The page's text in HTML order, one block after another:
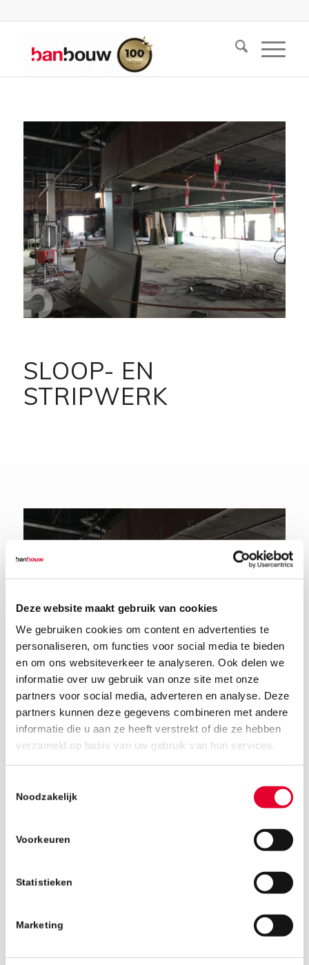
Deze website maakt gebruik van cookies
We gebruiken cookies om content en advertenties te
personaliseren, om functies voor social media te bieden
en om ons websiteverkeer te analyseren. Ook delen we
informatie over uw gebruik van onze site met onze
partners voor social media, adverteren en analyse. Deze
partners kunnen deze gegevens combineren met andere
informatie die u aan ze heeft verstrekt of die ze hebben
verzameld op basis van uw gebruik van hun services.
Noodzakelijk
Voorkeuren
Statistieken
Marketing
SLOOP- EN
STRIPWERK
12 juli 2019